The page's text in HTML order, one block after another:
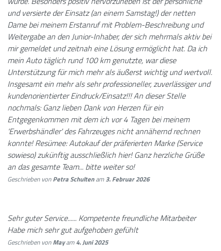
und versierte der Einsatz (an einem Samstag!) der netten
Dame bei meinem Erstanruf mit Problem-Beschreibung und
Weitergabe an den Junior-Inhaber, der sich mehrmals aktiv bei
mir gemeldet und zeitnah eine Lösung ermöglicht hat. Da ich
mein Auto täglich rund 100 km genutzte, war diese
Unterstützung für mich mehr als äußerst wichtig und wertvoll.
Insgesamt ein mehr als sehr professioneller, zuverlässiger und
kundenorientierter Eindruck/Einsatz!!! An dieser Stelle
nochmals: Ganz lieben Dank von Herzen für ein
Entgegenkommen mit dem ich vor 4 Tagen bei meinem
'Erwerbshändler' des Fahrzeuges nicht annähernd rechnen
konnte! Resümee: Autokauf der präferierten Marke (Service
sowieso) zukünftig ausschließlich hier! Ganz herzliche Grüße
an das gesamte Team... bitte weiter so!
Geschrieben von Petra Schultenam 3. Februar 2026
Sehr guter Service...... Kompetente freundliche Mitarbeiter
Habe mich sehr gut aufgehoben gefühlt
Geschrieben von Mayam 4. Juni 2025